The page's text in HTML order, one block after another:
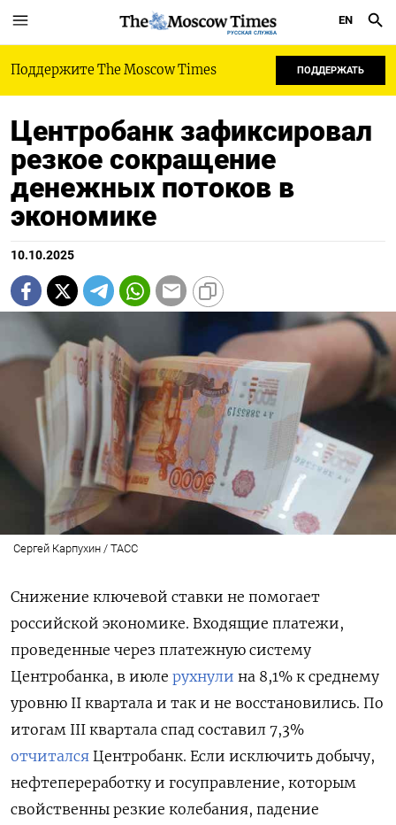
РУССКАЯ СЛУЖБА
EN
Поддержите The Moscow Times ПОДДЕРЖАТЬ
Центробанк зафиксировал
резкое сокращение
денежных потоков в
экономике
10.10.2025
Сергей Карпухин / ТАСС
Снижение ключевой ставки не помогает
российской экономике. Входящие платежи,
проведенные через платежную систему
Центробанка, в июле рухнули на 8,1% к среднему
уровню II квартала и так и не восстановились. По
итогам III квартала спад составил 7,3%
отчитался Центробанк. Если исключить добычу,
нефтепереработку и госуправление, которым
свойственны резкие колебания, падение